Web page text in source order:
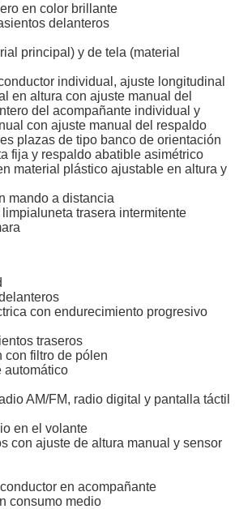
en color brillante
delanteros
principal) y de tela (material
individual, ajuste longitudinal
en altura con ajuste manual del
del acompañante individual y
con ajuste manual del respaldo
plazas de tipo banco de orientación
fija y respaldo abatible asimétrico
material plástico ajustable en altura y
mando a distancia
trasera intermitente
con endurecimiento progresivo
traseros
con filtro de pólen
automático
AM/FM, radio digital y pantalla táctil
en el volante
con ajuste de altura manual y sensor
en acompañante
consumo medio